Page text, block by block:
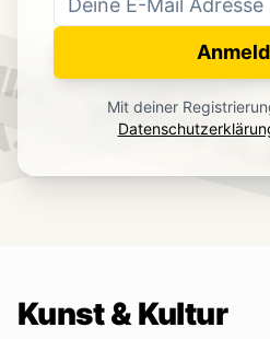
Mit deiner
Kunst & Kultur